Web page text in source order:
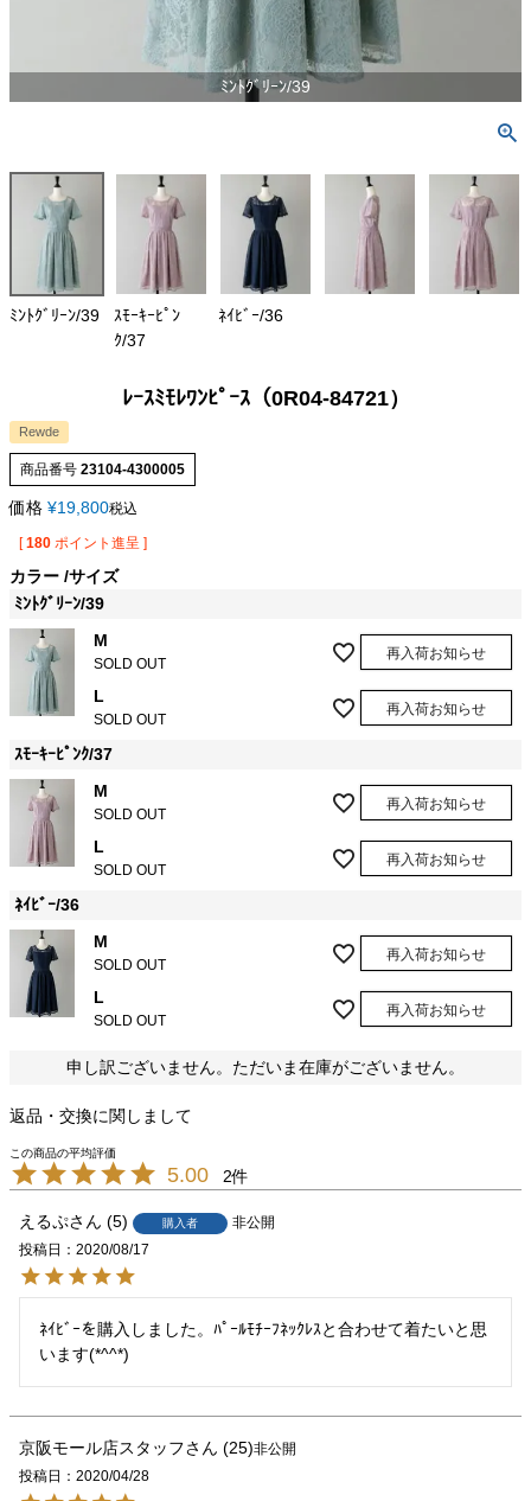
ﾐﾝﾄｸﾞﾘｰﾝ/39
ﾐﾝﾄｸﾞﾘｰﾝ/39
ｽﾓｰｷｰﾋﾟﾝ
ｸ/37
ﾈｲﾋﾞｰ/36
ﾚｰｽﾐﾓﾚﾜﾝﾋﾟｰｽ（0R04-84721）
Rewde
商品番号 23104-4300005
価格 ¥19,800税込
[ 180 ポイント進呈 ]
カラー サイズ
ﾐﾝﾄｸﾞﾘｰﾝ/39
M
SOLD OUT
再入荷お知らせ
L
SOLD OUT
再入荷お知らせ
ｽﾓｰｷｰﾋﾟﾝｸ/37
M
SOLD OUT
再入荷お知らせ
L
SOLD OUT
再入荷お知らせ
ﾈｲﾋﾞｰ/36
M
SOLD OUT
再入荷お知らせ
L
SOLD OUT
再入荷お知らせ
申し訳ございません。ただいま在庫がございません。
返品・交換に関しまして
5.00 2
えるぷ 5 購入者
非公開
投稿日
2020/08/17
ﾈｲﾋﾞｰを購入しました。ﾊﾟｰﾙﾓﾁｰﾌﾈｯｸﾚｽと合わせて着たいと思
います(*^^*)
京阪モール店スタッフ 25 非公開
投稿日
2020/04/28